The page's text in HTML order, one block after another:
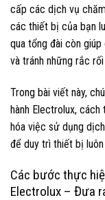
cấp các dịch vụ
các thiết bị của bạn
qua tổng đài còn
và tránh những rắc
Trong bài viết này,
hành Electrolux,
hóa việc sử dụng
để duy trì thiết bị
Các bước thực
Electrolux – Đưa